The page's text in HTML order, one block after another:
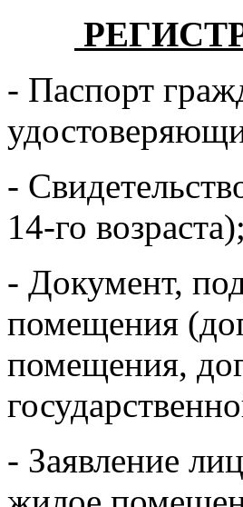
- Паспорт
-
14-го возраста);
- Документ,
помещения
помещения,
- Заявление